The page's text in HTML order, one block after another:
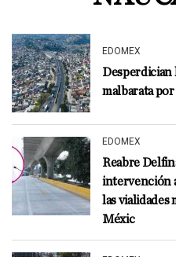
EDOMEX
malbarata
EDOMEX
Reabre
intervención
las vialidades
Méxic